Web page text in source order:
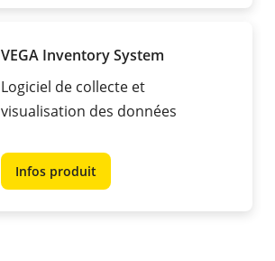
VEGA Inventory System
Logiciel de collecte et
visualisation des données
Infos produit